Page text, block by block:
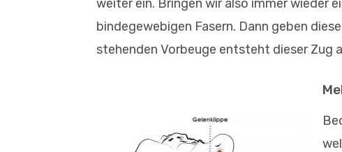
weiter ein. Bringen wir also immer wieder
bindegewebigen Fasern. Dann geben
stehenden Vorbeuge entsteht dieser Zug